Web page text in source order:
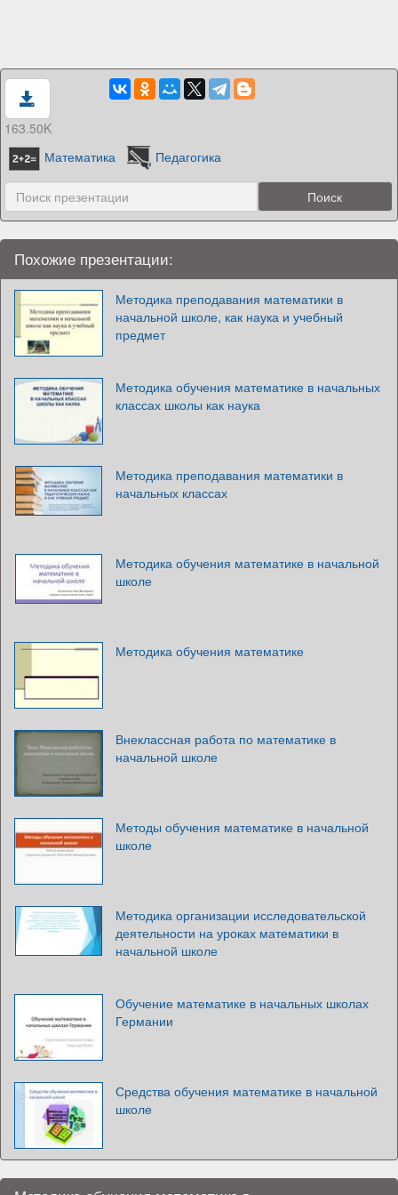
163.50K
Математика
Педагогика
Похожие презентации:
Методика преподавания математики в
начальной школе, как наука и учебный
предмет
Методика обучения математике в начальных
классах школы как наука
Методика преподавания математики в
начальных классах
Методика обучения математике в начальной
школе
Методика обучения математике
Внеклассная работа по математике в
начальной школе
Методы обучения математике в начальной
школе
Методика организации исследовательской
деятельности на уроках математики в
начальной школе
Обучение математике в начальных школах
Германии
Средства обучения математике в начальной
школе